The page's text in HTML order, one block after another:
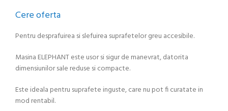
Cere oferta
Pentru desprafuirea si slefuirea suprafetelor greu accesibile.
Masina ELEPHANT este usor si sigur de manevrat, datorita
dimensiunilor sale reduse si compacte.
Este ideala pentru suprafete inguste, care nu pot fi curatate in
mod rentabil.